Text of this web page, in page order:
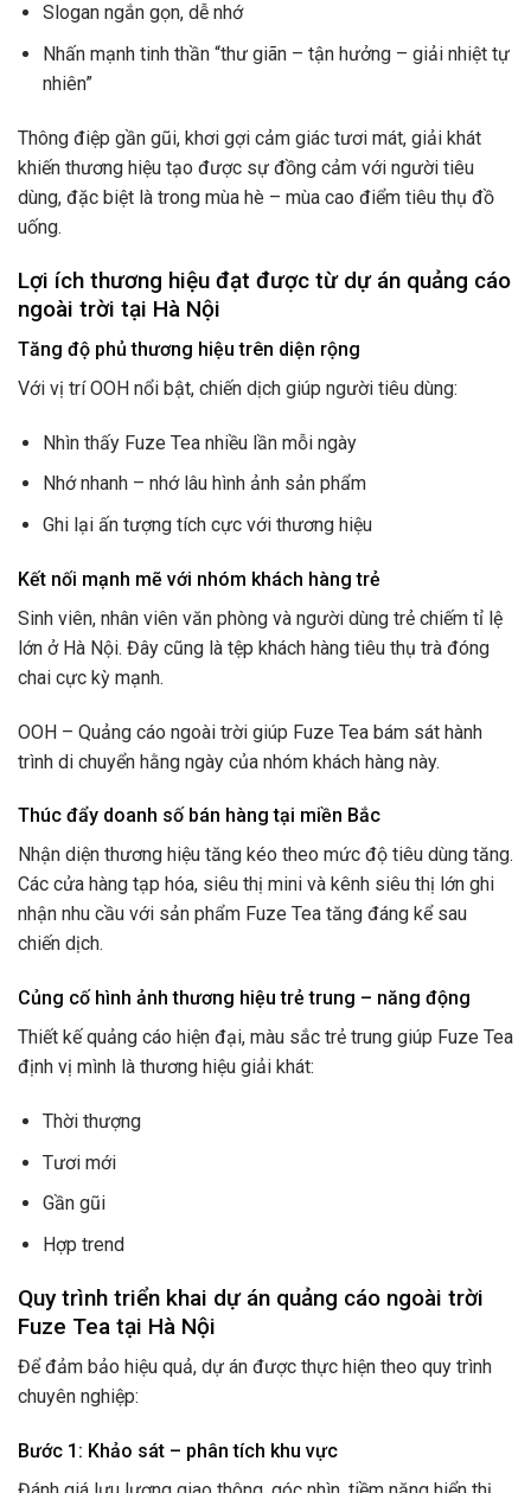
Slogan ngắn gọn, dễ nhớ
Nhấn mạnh tinh thần “thư giãn – tận hưởng – giải nhiệt tự
nhiên”
Thông điệp gần gũi, khơi gợi cảm giác tươi mát, giải khát
khiến thương hiệu tạo được sự đồng cảm với người tiêu
dùng, đặc biệt là trong mùa hè – mùa cao điểm tiêu thụ đồ
uống.
Lợi ích thương hiệu đạt được từ dự án quảng cáo
ngoài trời tại Hà Nội
Tăng độ phủ thương hiệu trên diện rộng
Với vị trí OOH nổi bật, chiến dịch giúp người tiêu dùng:
Nhìn thấy Fuze Tea nhiều lần mỗi ngày
Nhớ nhanh – nhớ lâu hình ảnh sản phẩm
Ghi lại ấn tượng tích cực với thương hiệu
Kết nối mạnh mẽ với nhóm khách hàng trẻ
Sinh viên, nhân viên văn phòng và người dùng trẻ chiếm tỉ lệ
lớn ở Hà Nội. Đây cũng là tệp khách hàng tiêu thụ trà đóng
chai cực kỳ mạnh.
OOH – Quảng cáo ngoài trời giúp Fuze Tea bám sát hành
trình di chuyển hằng ngày của nhóm khách hàng này.
Thúc đẩy doanh số bán hàng tại miền Bắc
Nhận diện thương hiệu tăng kéo theo mức độ tiêu dùng tăng.
Các cửa hàng tạp hóa, siêu thị mini và kênh siêu thị lớn ghi
nhận nhu cầu với sản phẩm Fuze Tea tăng đáng kể sau
chiến dịch.
Củng cố hình ảnh thương hiệu trẻ trung – năng động
Thiết kế quảng cáo hiện đại, màu sắc trẻ trung giúp Fuze Tea
định vị mình là thương hiệu giải khát:
Thời thượng
Tươi mới
Gần gũi
Hợp trend
Quy trình triển khai dự án quảng cáo ngoài trời
Fuze Tea tại Hà Nội
Để đảm bảo hiệu quả, dự án được thực hiện theo quy trình
chuyên nghiệp:
Bước 1: Khảo sát – phân tích khu vực